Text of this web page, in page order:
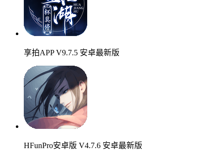
享拍APP V9.7.5 安卓最新版
HFunPro安卓版 V4.7.6 安卓最新版